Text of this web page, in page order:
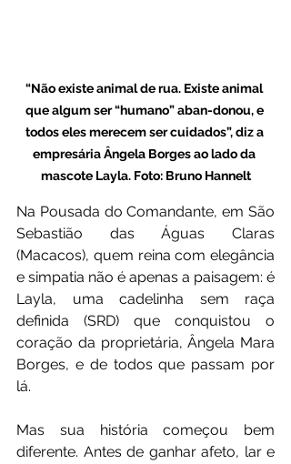
“Não existe animal de rua. Existe animal
que algum ser “humano” aban-donou, e
todos eles merecem ser cuidados”, diz a
empresária Ângela Borges ao lado da
mascote Layla. Foto: Bruno Hannelt
Na Pousada do Comandante, em São
Sebastião das Águas Claras
(Macacos), quem reina com elegância
e simpatia não é apenas a paisagem: é
Layla, uma cadelinha sem raça
definida (SRD) que conquistou o
coração da proprietária, Ângela Mara
Borges, e de todos que passam por
lá.
Mas sua história começou bem
diferente. Antes de ganhar afeto, lar e